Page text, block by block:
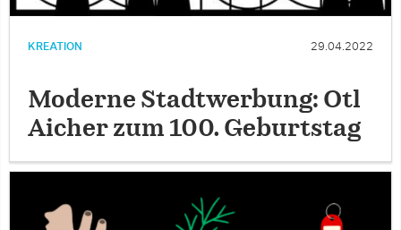
KREATION 29.04.2022
Moderne Stadtwerbung: Otl
Aicher zum 100. Geburtstag